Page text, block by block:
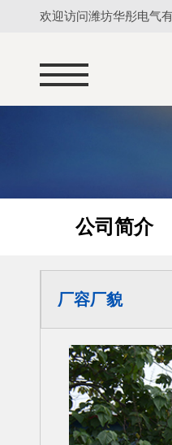
欢迎访问潍坊华彤电气
公司简介
厂容厂貌